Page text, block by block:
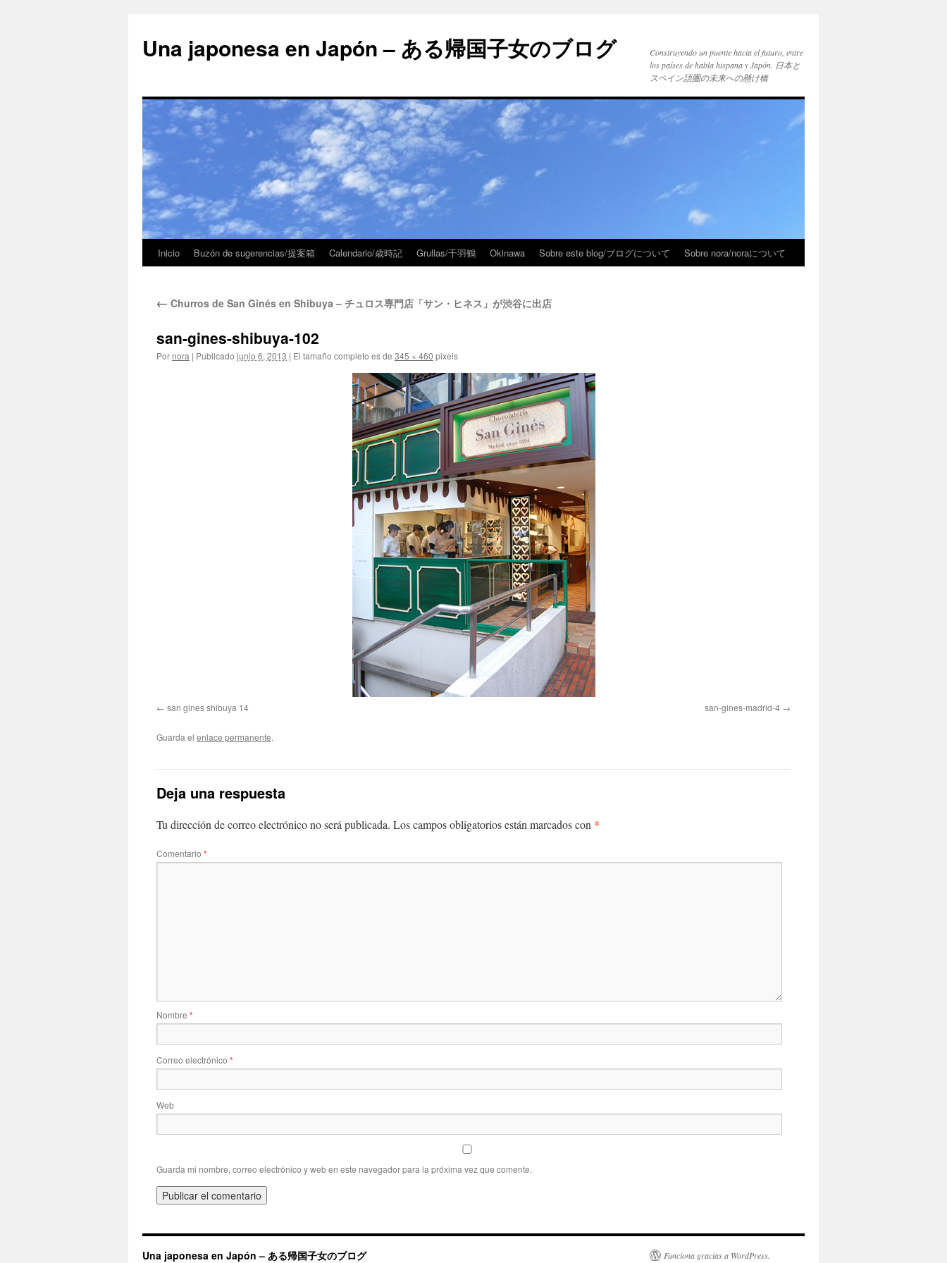
Una japonesa en Japón – ある帰国子女のブログ
Construyendo un puente hacia el futuro, entre
los países de habla hispana y Japón. 日本と
スペイン語圏の未来への懸け橋
Inicio Buzón de sugerencias/提案箱 Calendario/歳時記 Grullas/千羽鶴 Okinawa Sobre este blog/ブログについて Sobre nora/noraについて
← Churros de San Ginés en Shibuya – チュロス専門店「サン・ヒネス」が渋谷に出店
san-gines-shibuya-102
Por nora | Publicado junio 6, 2013 | El tamaño completo es de 345 × 460 pixels
san gines shibuya 14 san-gines-madrid-4
Guarda el enlace permanente.
Deja una respuesta
Tu dirección de correo electrónico no será publicada. Los campos obligatorios están marcados con *
Comentario *
Nombre *
Correo electrónico *
Web
Guarda mi nombre, correo electrónico y web en este navegador para la próxima vez que comente.
Una japonesa en Japón – ある帰国子女のブログ Funciona gracias a WordPress.